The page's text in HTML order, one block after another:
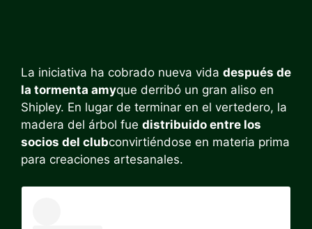
La iniciativa ha cobrado nueva vida después de
la tormenta amyque derribó un gran aliso en
Shipley. En lugar de terminar en el vertedero, la
madera del árbol fue distribuido entre los
socios del clubconvirtiéndose en materia prima
para creaciones artesanales.